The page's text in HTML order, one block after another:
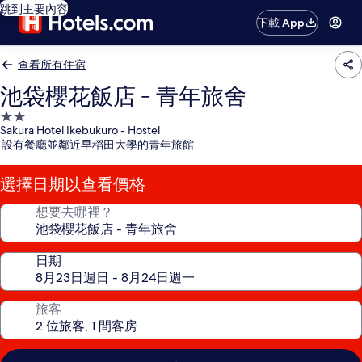
跳到主要內容
下載 App
查看所有住宿
池袋櫻花飯店 - 青年旅舍
2.0
星
級
住
宿
Sakura Hotel Ikebukuro - Hostel
設有餐廳並鄰近早稻田大學的青年旅館
選擇日期以查看價格
想要去哪裡？
日期
旅客